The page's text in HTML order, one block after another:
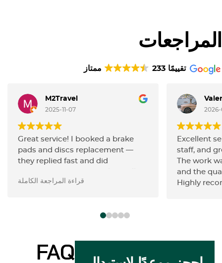
المراجعات
ممتاز 233 تقييمًا
M2Travel
2025-11-07
Great service! I booked a brake
pads and discs replacement —
they replied fast and did
happy with the quality of work and
قراءة المراجعة الكاملة
Excellent
staff, and
The work
and the
Highly
FAQ